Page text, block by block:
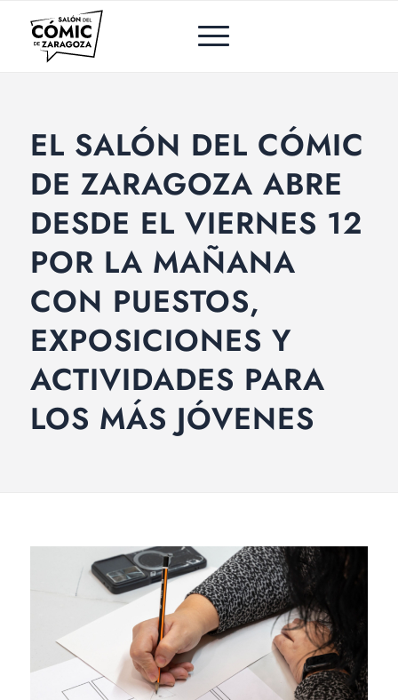
EL SALÓN DEL CÓMIC
DE ZARAGOZA ABRE
DESDE EL VIERNES 12
POR LA MAÑANA
CON PUESTOS,
EXPOSICIONES Y
ACTIVIDADES PARA
LOS MÁS JÓVENES